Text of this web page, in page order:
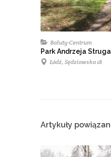
Bałuty-Centrum
Park Andrzeja Struga
Łódź, Sędziowska 18
Artykuły